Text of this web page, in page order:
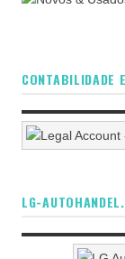
CONTABILIDADE
LG-